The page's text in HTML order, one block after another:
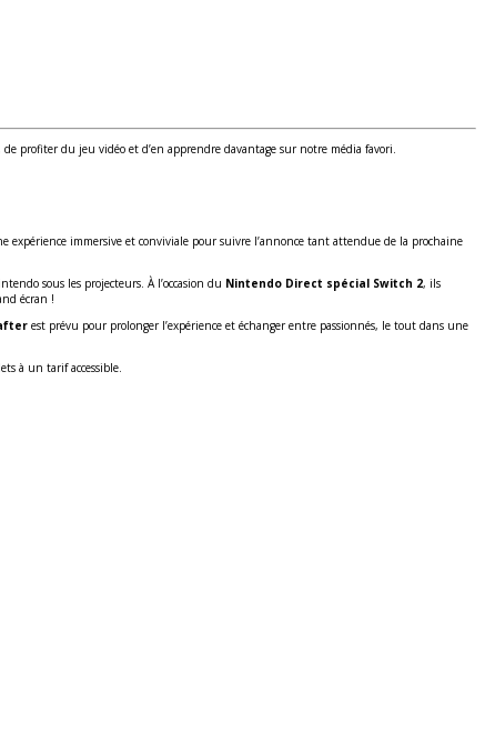
profiter du jeu vidéo et d’en apprendre davantage sur notre média favori.
expérience immersive et conviviale pour suivre l’annonce tant attendue de la prochaine
sous les projecteurs. À l’occasion du Nintendo Direct spécial Switch 2, ils
écran !
est prévu pour prolonger l’expérience et échanger entre passionnés, le tout dans une
à un tarif accessible.